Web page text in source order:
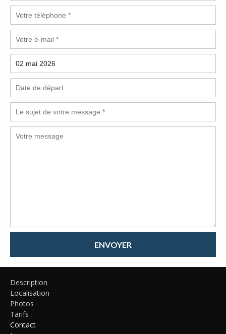
ENVOYER
Description
Localisation
Photos
Tarifs
Contact